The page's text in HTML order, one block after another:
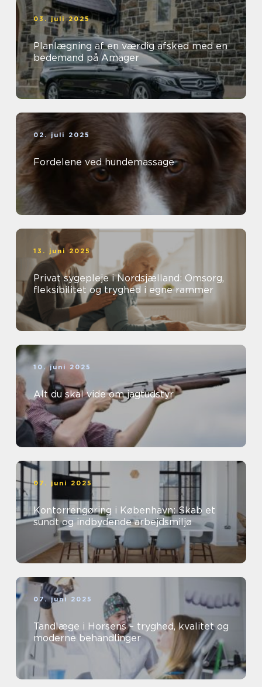
03. juli 2025
Planlægning af en værdig afsked med en
bedemand på Amager
02. juli 2025
Fordelene ved hundemassage
13. juni 2025
Privat sygepleje i Nordsjælland: Omsorg,
fleksibilitet og tryghed i egne rammer
10. juni 2025
Alt du skal vide om jagtudstyr
07. juni 2025
Kontorrengøring i København: Skab et
sundt og indbydende arbejdsmiljø
07. juni 2025
Tandlæge i Horsens – tryghed, kvalitet og
moderne behandlinger